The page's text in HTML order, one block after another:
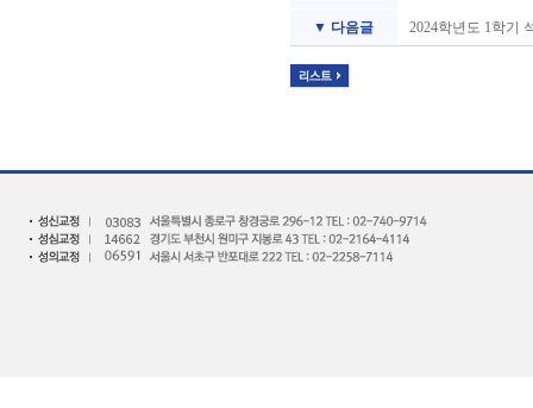
▼ 다음글 2024학년도 1학기